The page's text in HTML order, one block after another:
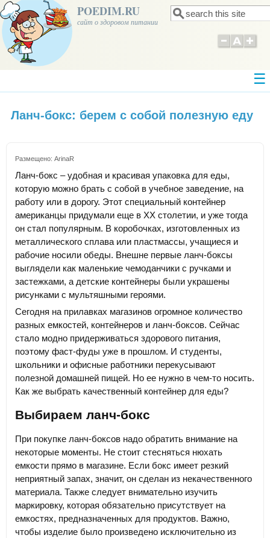
POEDIM.RU
сайт о здоровом питании Форма поиска
Поиск
Ланч-бокс: берем с собой полезную еду
Размещено: ArinaR
Ланч-бокс – удобная и красивая упаковка для еды,
которую можно брать с собой в учебное заведение, на
работу или в дорогу. Этот специальный контейнер
американцы придумали еще в XX столетии, и уже тогда
он стал популярным. В коробочках, изготовленных из
металлического сплава или пластмассы, учащиеся и
рабочие носили обеды. Внешне первые ланч-боксы
выглядели как маленькие чемоданчики с ручками и
застежками, а детские контейнеры были украшены
рисунками с мультяшными героями.
Сегодня на прилавках магазинов огромное количество
разных емкостей, контейнеров и ланч-боксов. Сейчас
стало модно придерживаться здорового питания,
поэтому фаст-фуды уже в прошлом. И студенты,
школьники и офисные работники перекусывают
полезной домашней пищей. Но ее нужно в чем-то носить.
Как же выбрать качественный контейнер для еды?
Выбираем ланч-бокс
При покупке ланч-боксов надо обратить внимание на
некоторые моменты. Не стоит стесняться нюхать
емкости прямо в магазине. Если бокс имеет резкий
неприятный запах, значит, он сделан из некачественного
материала. Также следует внимательно изучить
маркировку, которая обязательно присутствует на
емкостях, предназначенных для продуктов. Важно,
чтобы изделие было произведено исключительно из